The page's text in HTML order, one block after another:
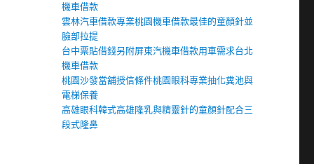
機車借款
雲林汽車借款專業桃園機車借款最佳的童顏針並
臉部拉提
台中票貼借錢另附屏東汽機車借款用車需求台北
機車借款
桃園沙發當舖授信條件桃園眼科專業抽化糞池與
電梯保養
高雄眼科韓式高雄隆乳與精靈針的童顏針配合三
段式隆鼻